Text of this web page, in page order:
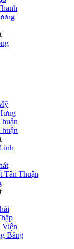
Tân Thuận
Viện
Bằng